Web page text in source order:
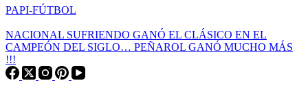
PAPI-FÚTBOL
NACIONAL SUFRIENDO GANÓ EL CLÁSICO EN EL
CAMPEÓN DEL SIGLO… PEÑAROL GANÓ MUCHO MÁS
!!!